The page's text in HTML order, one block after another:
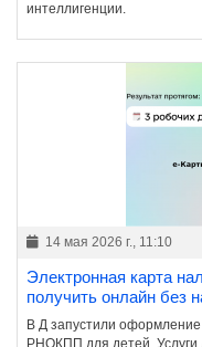
интеллигенции.
14 мая 2026 г., 11:10
Электронная карта
получить онлайн без
В Д запустили
РНОКПП для детей.